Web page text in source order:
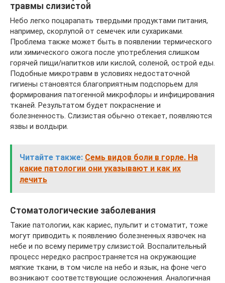
травмы слизистой
Небо легко поцарапать твердыми продуктами питания,
например, скорлупой от семечек или сухариками.
Проблема также может быть в появлении термического
или химического ожога после употребления слишком
горячей пищи/напитков или кислой, соленой, острой еды.
Подобные микротравм в условиях недостаточной
гигиены становятся благоприятным подспорьем для
формирования патогенной микрофлоры и инфицирования
тканей. Результатом будет покраснение и
болезненность. Слизистая обычно отекает, появляются
язвы и волдыри.
Читайте также: Семь видов боли в горле. На
какие патологии они указывают и как их
лечить
Стоматологические заболевания
Такие патологии, как кариес, пульпит и стоматит, тоже
могут приводить к появлению болезненных язвочек на
небе и по всему периметру слизистой. Воспалительный
процесс нередко распространяется на окружающие
мягкие ткани, в том числе на небо и язык, на фоне чего
возникают соответствующие осложнения. Аналогичная